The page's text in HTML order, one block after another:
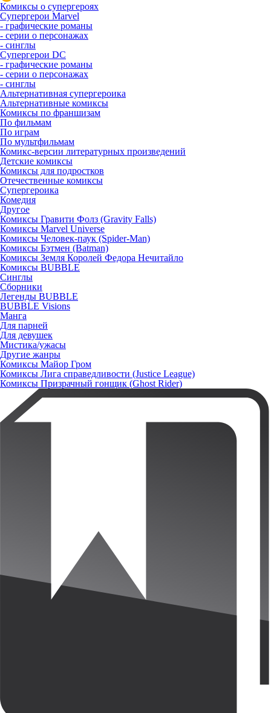
Комиксы о супергероях
Супергерои Marvel
- графические романы
- серии о персонажах
- синглы
Супергерои DC
- графические романы
- серии о персонажах
- синглы
Альтернативная супергероика
Альтернативные комиксы
Комиксы по франшизам
По фильмам
По играм
По мультфильмам
Комикс-версии литературных произведений
Детские комиксы
Комиксы для подростков
Отечественные комиксы
Супергероика
Комедия
Другое
Комиксы Гравити Фолз (Gravity Falls)
Комиксы Marvel Universe
Комиксы Человек-паук (Spider-Man)
Комиксы Бэтмен (Batman)
Комиксы Земля Королей Федора Нечитайло
Комиксы BUBBLE
Синглы
Сборники
Легенды BUBBLE
BUBBLE Visions
Манга
Для парней
Для девушек
Мистика/ужасы
Другие жанры
Комиксы Майор Гром
Комиксы Лига справедливости (Justice League)
Комиксы Призрачный гонщик (Ghost Rider)